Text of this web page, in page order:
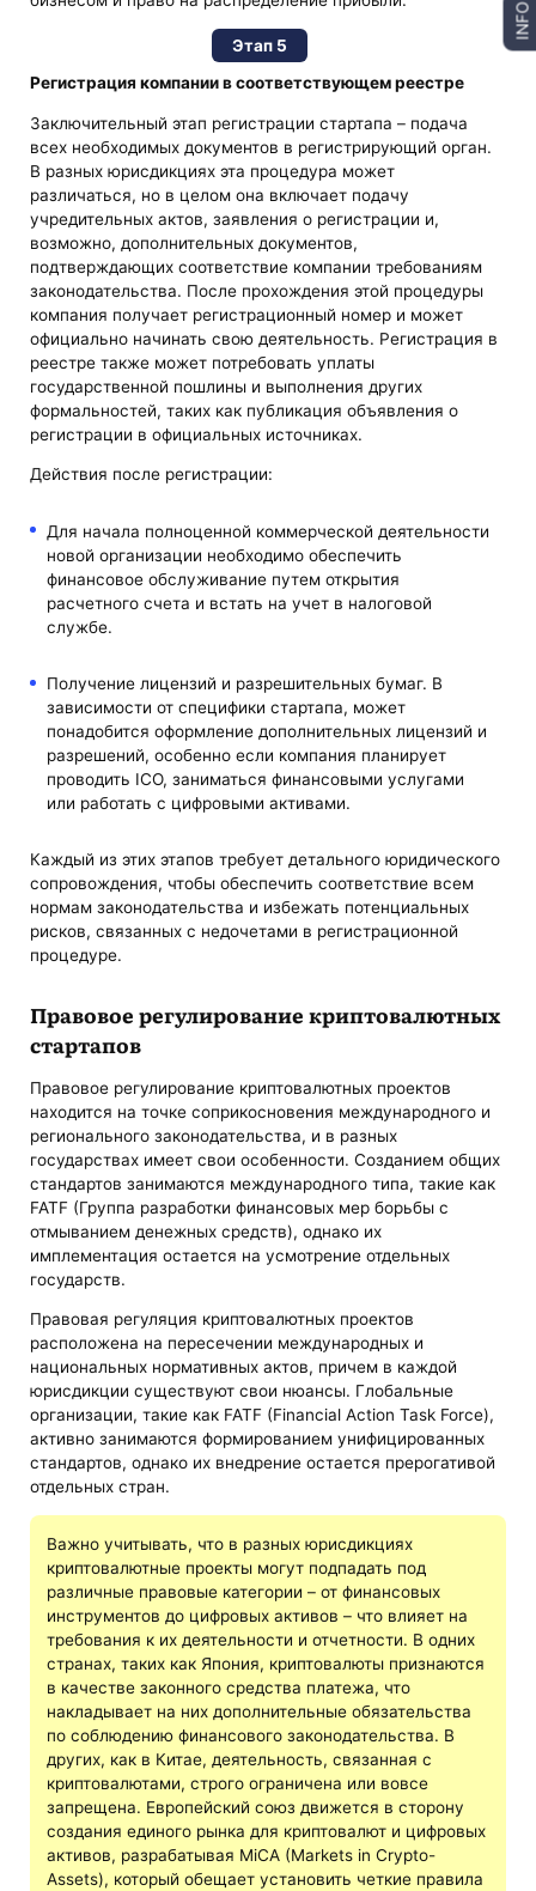
Этап 5
Регистрация компании в соответствующем реестре
Заключительный этап регистрации стартапа – подача
всех необходимых документов в регистрирующий орган.
В разных юрисдикциях эта процедура может
различаться, но в целом она включает подачу
учредительных актов, заявления о регистрации и,
возможно, дополнительных документов,
подтверждающих соответствие компании требованиям
законодательства. После прохождения этой процедуры
компания получает регистрационный номер и может
официально начинать свою деятельность. Регистрация в
реестре также может потребовать уплаты
государственной пошлины и выполнения других
формальностей, таких как публикация объявления о
регистрации в официальных источниках.
Действия после регистрации:
Для начала полноценной коммерческой деятельности
новой организации необходимо обеспечить
финансовое обслуживание путем открытия
расчетного счета и встать на учет в налоговой
службе.
Получение лицензий и разрешительных бумаг. В
зависимости от специфики стартапа, может
понадобится оформление дополнительных лицензий и
разрешений, особенно если компания планирует
проводить ICO, заниматься финансовыми услугами
или работать с цифровыми активами.
Каждый из этих этапов требует детального юридического
сопровождения, чтобы обеспечить соответствие всем
нормам законодательства и избежать потенциальных
рисков, связанных с недочетами в регистрационной
процедуре.
Правовое регулирование криптовалютных
стартапов
Правовое регулирование криптовалютных проектов
находится на точке соприкосновения международного и
регионального законодательства, и в разных
государствах имеет свои особенности. Созданием общих
стандартов занимаются международного типа, такие как
FATF (Группа разработки финансовых мер борьбы с
отмыванием денежных средств), однако их
имплементация остается на усмотрение отдельных
государств.
Правовая регуляция криптовалютных проектов
расположена на пересечении международных и
национальных нормативных актов, причем в каждой
юрисдикции существуют свои нюансы. Глобальные
организации, такие как FATF (Financial Action Task Force),
активно занимаются формированием унифицированных
стандартов, однако их внедрение остается прерогативой
отдельных стран.
Важно учитывать, что в разных юрисдикциях
криптовалютные проекты могут подпадать под
различные правовые категории – от финансовых
инструментов до цифровых активов – что влияет на
требования к их деятельности и отчетности. В одних
странах, таких как Япония, криптовалюты признаются
в качестве законного средства платежа, что
накладывает на них дополнительные обязательства
по соблюдению финансового законодательства. В
других, как в Китае, деятельность, связанная с
криптовалютами, строго ограничена или вовсе
запрещена. Европейский союз движется в сторону
создания единого рынка для криптовалют и цифровых
активов, разрабатывая MiCA (Markets in Crypto-
Assets), который обещает установить четкие правила
INFO